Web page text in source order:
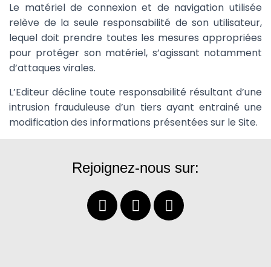
Le matériel de connexion et de navigation utilisée
relève de la seule responsabilité de son utilisateur,
lequel doit prendre toutes les mesures appropriées
pour protéger son matériel, s’agissant notamment
d’attaques virales.
L’Editeur décline toute responsabilité résultant d’une
intrusion frauduleuse d’un tiers ayant entrainé une
modification des informations présentées sur le Site.
Rejoignez-nous sur: